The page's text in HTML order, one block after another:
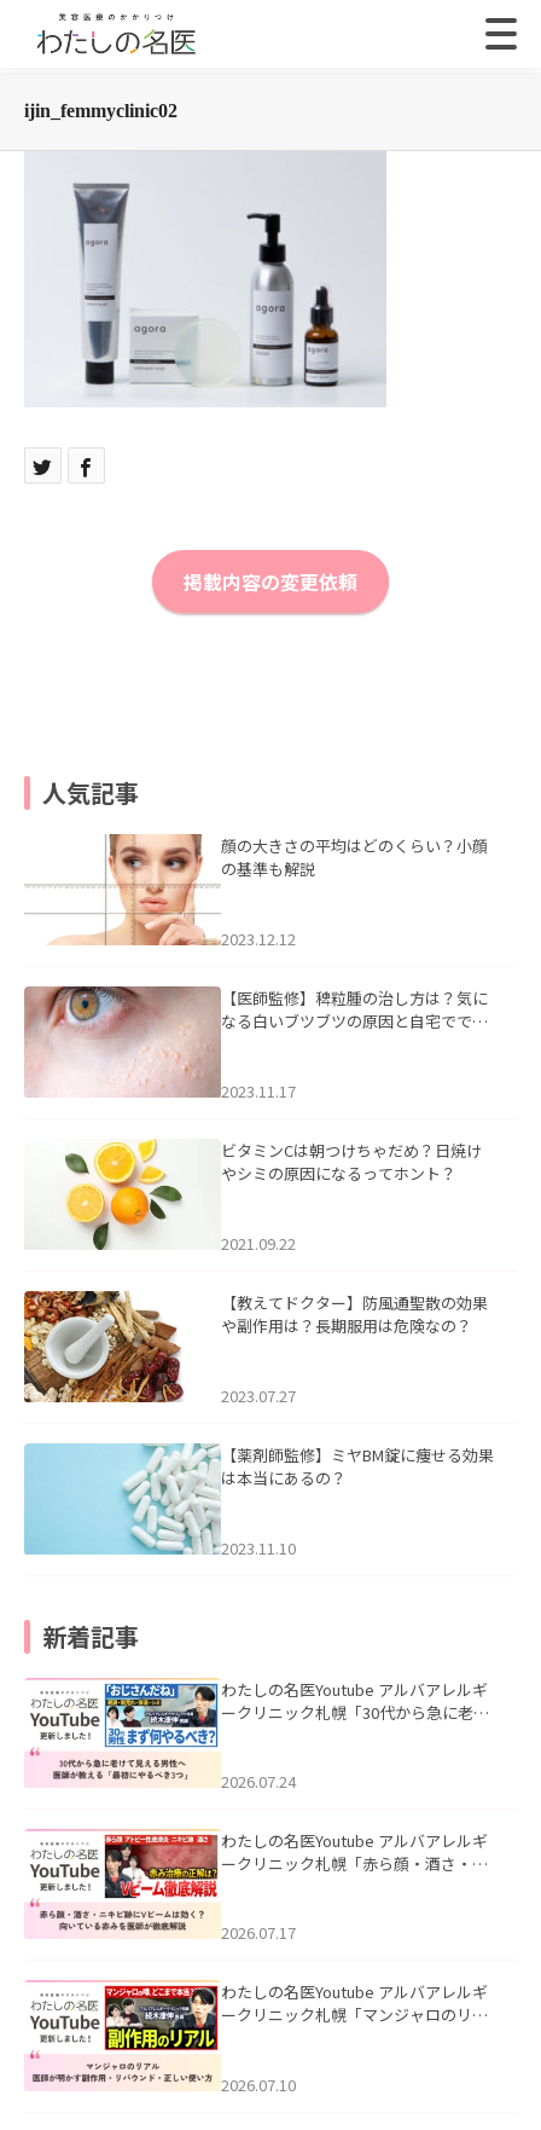
ijin_femmyclinic02
掲載内容の変更依頼
人気記事
顔の大きさの平均はどのくらい？小顔
の基準も解説
2023.12.12
【医師監修】稗粒腫の治し方は？気に
なる白いブツブツの原因と自宅ででき
2023.11.17
ビタミンCは朝つけちゃだめ？日焼け
やシミの原因になるってホント？
2021.09.22
【教えてドクター】防風通聖散の効果
や副作用は？長期服用は危険なの？
2023.07.27
【薬剤師監修】ミヤBM錠に痩せる効果
は本当にあるの？
2023.11.10
新着記事
わたしの名医Youtube アルバアレルギ
ークリニック札幌「30代から急に老け
た。
2026.07.24
わたしの名医Youtube アルバアレルギ
ークリニック札幌「赤ら顔・酒さ・ニ
した。
2026.07.17
わたしの名医Youtube アルバアレルギ
ークリニック札幌「マンジャロのリア
た。
2026.07.10